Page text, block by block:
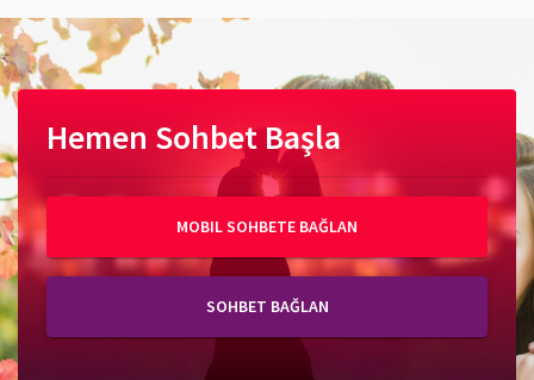
Hemen Sohbet Başla
MOBIL SOHBETE BAĞLAN
SOHBET BAĞLAN